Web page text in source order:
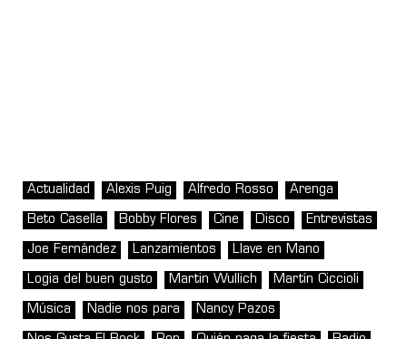
Actualidad Alexis Puig Alfredo Rosso Arenga
Beto Casella Bobby Flores Cine Disco Entrevistas
Joe Fernández Lanzamientos Llave en Mano
Logia del buen gusto Martin Wullich Martín Ciccioli
Música Nadie nos para Nancy Pazos